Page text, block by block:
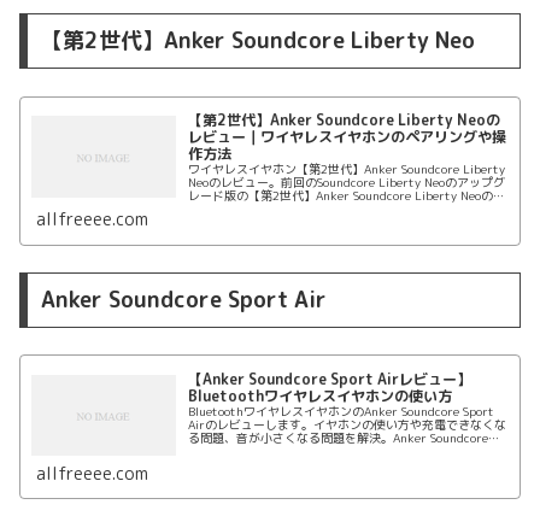
【第2世代】Anker Soundcore Liberty Neo
【第2世代】Anker Soundcore Liberty Neoの
レビュー｜ワイヤレスイヤホンのペアリングや操
作方法
ワイヤレスイヤホン【第2世代】Anker Soundcore Liberty
Neoのレビュー。前回のSoundcore Liberty Neoのアップグ
レード版の【第2世代】Anker Soundcore Liberty Neoのペ
allfreeee.com
Anker Soundcore Sport Air
【Anker Soundcore Sport Airレビュー】
Bluetoothワイヤレスイヤホンの使い方
BluetoothワイヤレスイヤホンのAnker Soundcore Sport
Airのレビューします。イヤホンの使い方や充電できなくな
る問題、音が小さくなる問題を解決。Anker Soundcore
allfreeee.com